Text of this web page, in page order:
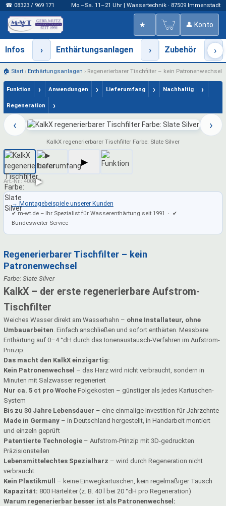
☎ 08323 / 969 171 Mo.–Sa. 11–21 Uhr | Wassertechnik · 87509 Immenstadt
★ 👤 Konto
Infos › Enthärtungsanlagen › Zubehör ››
🏠 Start› Enthärtungsanlagen › Regenerierbarer Tischfilter – kein Patronenwechsel
Funktion › Anwendungen › Lieferumfang › Nachhaltig ›
Regeneration ›
‹ ›
KalkX regenerierbarer Tischfilter Farbe: Slate Silver
▶
Art.-Nr.: 400801
→ Montagebeispiele unserer Kunden
✔ m-wt.de – Ihr Spezialist für Wasserenthärtung seit 1991 · ✔
Bundesweiter Service
Regenerierbarer Tischfilter – kein
Patronenwechsel
Farbe: Slate Silver
KalkX – der erste regenerierbare Aufstrom-
Tischfilter
Weiches Wasser direkt am Wasserhahn – ohne Installateur, ohne
Umbauarbeiten. Einfach anschließen und sofort enthärten. Messbare
Enthärtung auf 0–4 °dH durch das Ionenaustausch-Verfahren im Aufstrom-
Prinzip.
Das macht den KalkX einzigartig:
Kein Patronenwechsel – das Harz wird nicht verbraucht, sondern in
Minuten mit Salzwasser regeneriert
Nur ca. 5 ct pro Woche Folgekosten – günstiger als jedes Kartuschen-
System
Bis zu 30 Jahre Lebensdauer – eine einmalige Investition für Jahrzehnte
Made in Germany – in Deutschland hergestellt, in Handarbeit montiert
und einzeln geprüft
Patentierte Technologie – Aufstrom-Prinzip mit 3D-gedruckten
Präzisionsteilen
Lebensmittelechtes Spezialharz – wird durch Regeneration nicht
verbraucht
Kein Plastikmüll
– keine Einwegkartuschen, kein regelmäßiger Tausch
Kapazität: 800 Härteliter (z. B. 40 l bei 20 °dH pro Regeneration)
Warum regenerierbar besser ist als Patronenwechsel: